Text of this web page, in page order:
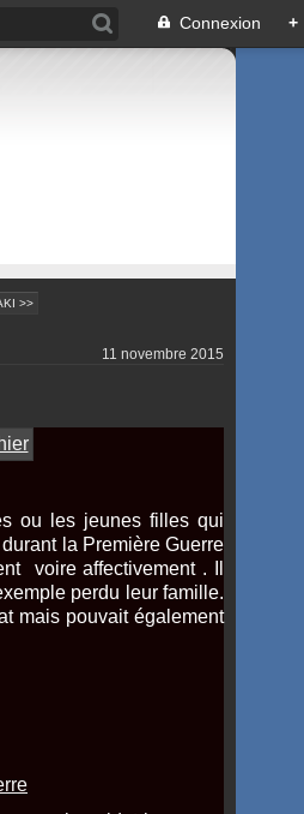
Connexion +
>>
11 novembre 2015
ou les jeunes filles qui
la Première Guerre
voire affectivement . Il
perdu leur famille.
mais pouvait également